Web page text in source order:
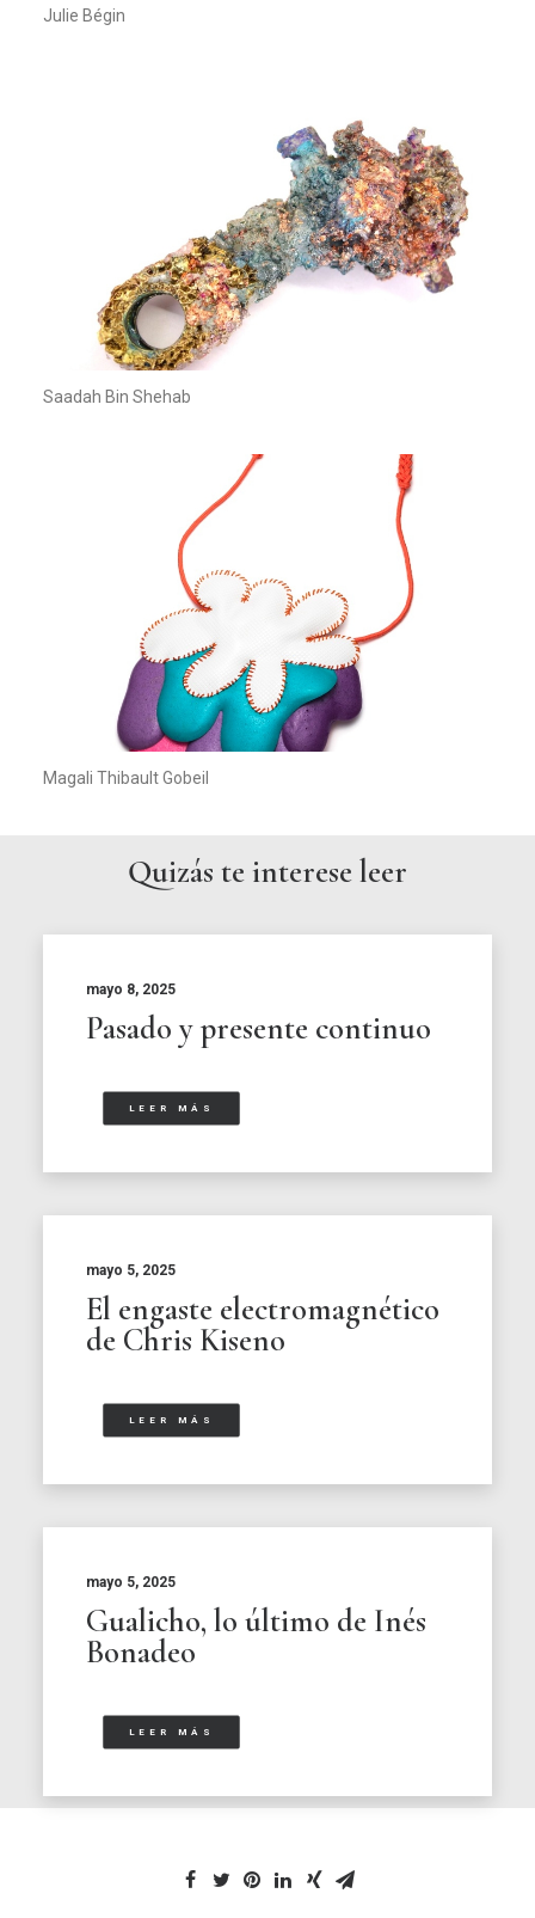
Julie Bégin
Saadah Bin Shehab
Magali Thibault Gobeil
Quizás te interese leer
mayo 8, 2025
Pasado y presente continuo
LEER MÁS
mayo 5, 2025
El engaste electromagnético
de Chris Kiseno
LEER MÁS
mayo 5, 2025
Gualicho, lo último de Inés
Bonadeo
LEER MÁS